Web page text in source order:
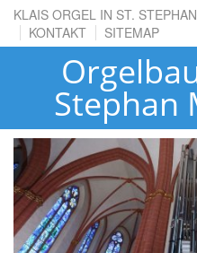
KLAIS ORGEL IN ST. STEPHAN
KONTAKT
SITEMAP
Stephan